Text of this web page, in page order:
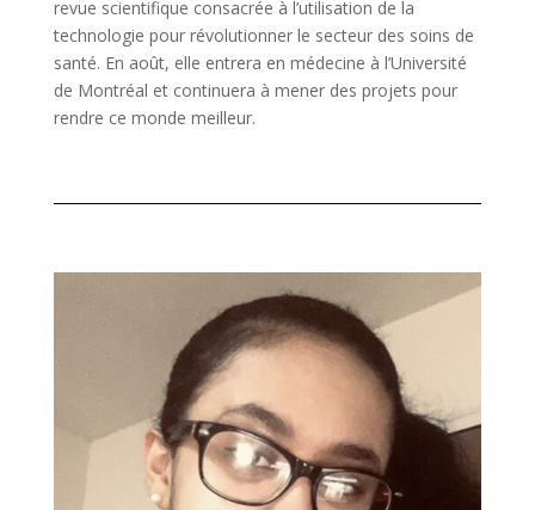
revue scientifique consacrée à l’utilisation de la
technologie pour révolutionner le secteur des soins de
santé. En août, elle entrera en médecine à l’Université
de Montréal et continuera à mener des projets pour
rendre ce monde meilleur.